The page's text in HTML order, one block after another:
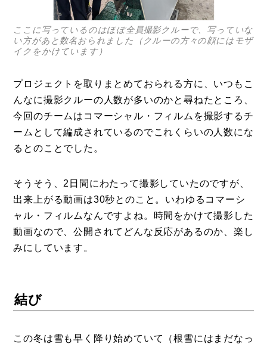
ここに写っているのはほぼ全員撮影クルーで、写っていな
い方があと数名おられました（クルーの方々の顔にはモザ
イクをかけています）
プロジェクトを取りまとめておられる方に、いつもこ
んなに撮影クルーの人数が多いのかと尋ねたところ、
今回のチームはコマーシャル・フィルムを撮影するチ
ームとして編成されているのでこれくらいの人数にな
るとのことでした。
そうそう、2日間にわたって撮影していたのですが、
出来上がる動画は30秒とのこと。いわゆるコマーシ
ャル・フィルムなんですよね。時間をかけて撮影した
動画なので、公開されてどんな反応があるのか、楽し
みにしています。
結び
この冬は雪も早く降り始めていて（根雪にはまだなっ